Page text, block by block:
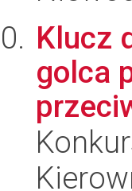
Klucz
golca